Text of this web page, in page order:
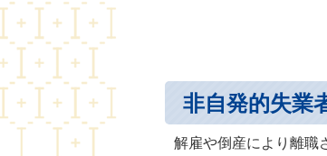
非自発的失業
解雇や倒産により離職